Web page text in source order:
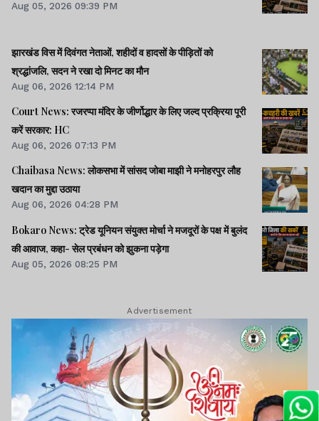
Aug 05, 2026 09:39 PM
झारखंड विस में दिवंगत नेताओं, शहीदों व हादसों के पीड़ितों को
श्रद्धांजलि, सदन ने रखा दो मिनट का मौन
Aug 06, 2026 12:14 PM
Court News: रजरप्पा मंदिर के जीर्णोद्धार के लिए जल्द प्रक्रिया पूरी
करें सरकार: HC
Aug 06, 2026 07:13 PM
Chaibasa News: लोकसभा में सांसद जोबा माझी ने मनोहरपुर लौह
खदान का मुद्दा उठाया
Aug 06, 2026 04:28 PM
Bokaro News: ट्रेड यूनियन संयुक्त मोर्चा ने मजदूरों के पक्ष में बुलंद
की आवाज, कहा- सेल प्रबंधन को झुकना पड़ेगा
Aug 05, 2026 08:25 PM
Advertisement